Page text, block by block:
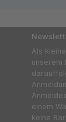
Als
unserem
einem
keine